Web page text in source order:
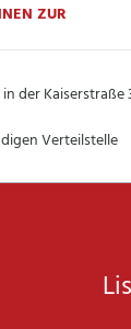
ZUR
der Kaiserstraße
Verteilstelle